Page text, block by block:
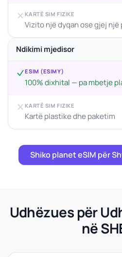
KARTË SIM FIZIKE
Vizito një dyqan ose gjej
Ndikimi mjedisor
ESIM (ESIMY)
100% dixhital — pa mbetje
KARTË SIM FIZIKE
Kartë plastike dhe paketim
Shiko planet eSIM për
Udhëzues për
në